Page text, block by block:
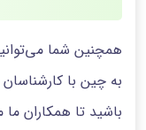
همچنین شما
به چین با
باشید تا همکاران